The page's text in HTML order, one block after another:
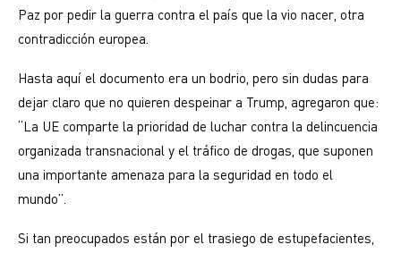
Paz por pedir la guerra contra el país que la vio nacer, otra
contradicción europea.
Hasta aquí el documento era un bodrio, pero sin dudas para
dejar claro que no quieren despeinar a Trump, agregaron que:
“La UE comparte la prioridad de luchar contra la delincuencia
organizada transnacional y el tráfico de drogas, que suponen
una importante amenaza para la seguridad en todo el
mundo”.
Si tan preocupados están por el trasiego de estupefacientes,